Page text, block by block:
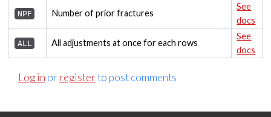
NPF Number of prior fractures
See
docs
ALL All adjustments at once for each rows
See
docs
Log in or registerto post comments